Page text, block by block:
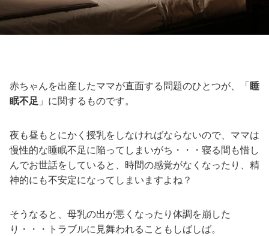
赤ちゃんを出産したママが直面する問題のひとつが、「睡
眠不足 」に関するものです。
夜も昼もとにかく授乳をしなければならないので、ママは
慢性的な睡眠不足に陥ってしまいがち・・・寝る間も惜し
んでお世話をしていると、時間の感覚がなくなったり、精
神的にも不安定になってしまいますよね？
そうなると、母乳の出が悪くなったり体調を崩した
り・・・トラブルに見舞われることもしばしば。